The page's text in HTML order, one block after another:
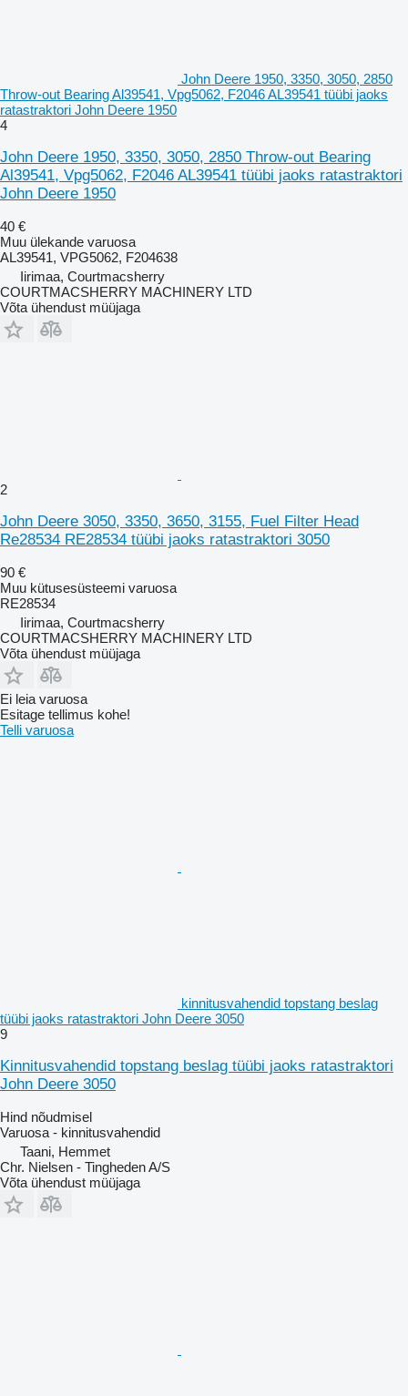
John Deere 1950, 3350, 3050, 2850
Throw-out Bearing Al39541, Vpg5062, F2046 AL39541 tüübi jaoks
ratastraktori John Deere 1950
4
John Deere 1950, 3350, 3050, 2850 Throw-out Bearing
Al39541, Vpg5062, F2046 AL39541 tüübi jaoks ratastraktori
John Deere 1950
40 €
Muu ülekande varuosa
AL39541, VPG5062, F204638
Iirimaa, Courtmacsherry
COURTMACSHERRY MACHINERY LTD
Võta ühendust müüjaga
2
John Deere 3050, 3350, 3650, 3155, Fuel Filter Head
Re28534 RE28534 tüübi jaoks ratastraktori 3050
90 €
Muu kütusesüsteemi varuosa
RE28534
Iirimaa, Courtmacsherry
COURTMACSHERRY MACHINERY LTD
Võta ühendust müüjaga
Ei leia varuosa
Esitage tellimus kohe!
Telli varuosa
kinnitusvahendid topstang beslag
tüübi jaoks ratastraktori John Deere 3050
9
Kinnitusvahendid topstang beslag tüübi jaoks ratastraktori
John Deere 3050
Hind nõudmisel
Varuosa - kinnitusvahendid
Taani, Hemmet
Chr. Nielsen - Tingheden A/S
Võta ühendust müüjaga